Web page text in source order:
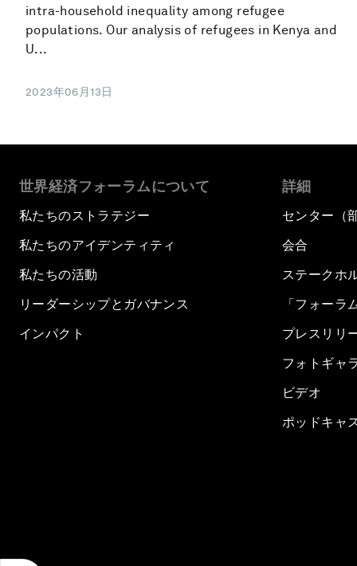
intra-household inequality among refugee
populations. Our analysis of refugees in Kenya and
U...
2023年06月13日
世界経済フォーラムについて
私たちのストラテジー
私たちのアイデンティティ
私たちの活動
リーダーシップとガバナンス
インパクト
詳細
センター（
会合
ステークホ
「フォーラ
プレスリリ
フォトギャ
ビデオ
ポッドキャ